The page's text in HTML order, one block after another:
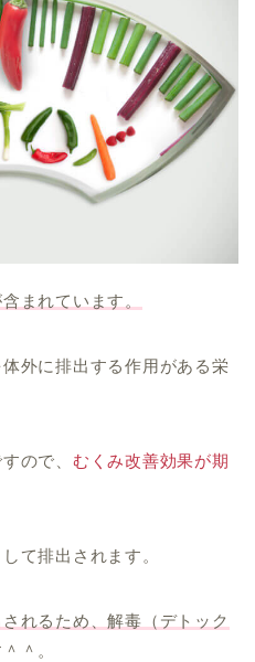
まれています 。
外に排出する作用がある栄
ので、 むくみ改善効果が期
て排出されます。
れるため、解毒（デトック
＾。